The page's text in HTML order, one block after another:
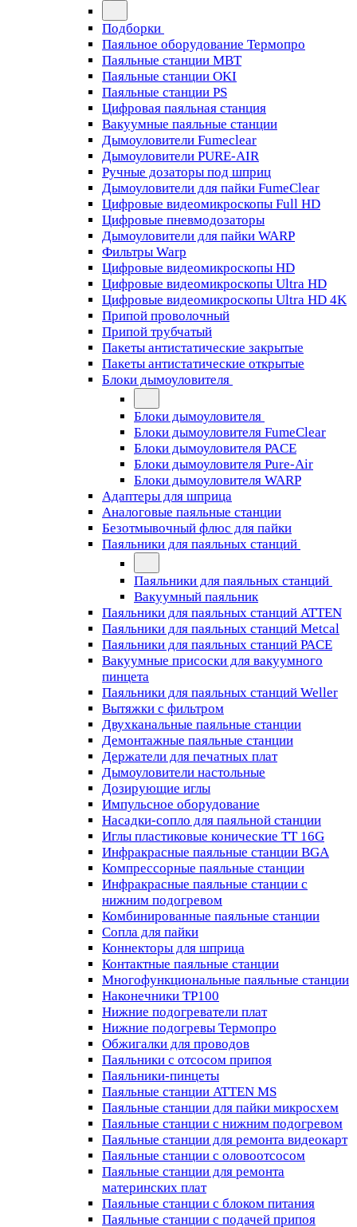
Подборки
Паяльное оборудование Термопро
Паяльные станции MBT
Паяльные станции OKI
Паяльные станции PS
Цифровая паяльная станция
Вакуумные паяльные станции
Дымоуловители Fumeclear
Дымоуловители PURE-AIR
Ручные дозаторы под шприц
Дымоуловители для пайки FumeClear
Цифровые видеомикроскопы Full HD
Цифровые пневмодозаторы
Дымоуловители для пайки WARP
Фильтры Warp
Цифровые видеомикроскопы HD
Цифровые видеомикроскопы Ultra HD
Цифровые видеомикроскопы Ultra HD 4K
Припой проволочный
Припой трубчатый
Пакеты антистатические закрытые
Пакеты антистатические открытые
Блоки дымоуловителя
Блоки дымоуловителя
Блоки дымоуловителя FumeClear
Блоки дымоуловителя PACE
Блоки дымоуловителя Pure-Air
Блоки дымоуловителя WARP
Адаптеры для шприца
Аналоговые паяльные станции
Безотмывочный флюс для пайки
Паяльники для паяльных станций
Паяльники для паяльных станций
Вакуумный паяльник
Паяльники для паяльных станций ATTEN
Паяльники для паяльных станций Metcal
Паяльники для паяльных станций PACE
Вакуумные присоски для вакуумного
пинцета
Паяльники для паяльных станций Weller
Вытяжки с фильтром
Двухканальные паяльные станции
Демонтажные паяльные станции
Держатели для печатных плат
Дымоуловители настольные
Дозирующие иглы
Импульсное оборудование
Насадки-сопло для паяльной станции
Иглы пластиковые конические TT 16G
Инфракрасные паяльные станции BGA
Компрессорные паяльные станции
Инфракрасные паяльные станции с
нижним подогревом
Комбинированные паяльные станции
Сопла для пайки
Коннекторы для шприца
Контактные паяльные станции
Многофункциональные паяльные станции
Наконечники TP100
Нижние подогреватели плат
Нижние подогревы Термопро
Обжигалки для проводов
Паяльники с отсосом припоя
Паяльники-пинцеты
Паяльные станции ATTEN MS
Паяльные станции для пайки микросхем
Паяльные станции с нижним подогревом
Паяльные станции для ремонта видеокарт
Паяльные станции с оловоотсосом
Паяльные станции для ремонта
материнских плат
Паяльные станции с блоком питания
Паяльные станции с подачей припоя